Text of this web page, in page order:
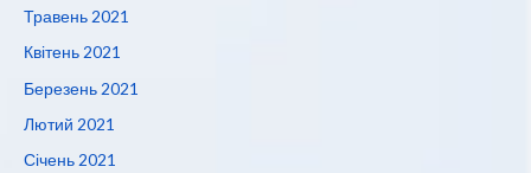
Травень 2021
Квітень 2021
Березень 2021
Лютий 2021
Січень 2021